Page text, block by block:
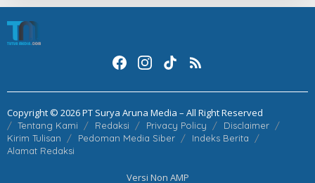
Copyright © 2026 PT Surya Aruna Media – All Right Reserved
Tentang Kami Redaksi Privacy Policy
Disclaimer
Kirim Tulisan
Pedoman Media Siber
Indeks Berita
Alamat Redaksi
Versi Non AMP